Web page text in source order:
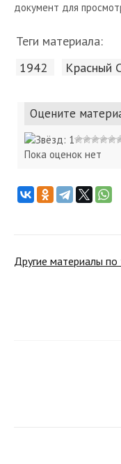
документ для
Теги материала:
1942 Красный
Оцените
Пока оценок нет
Другие материалы по